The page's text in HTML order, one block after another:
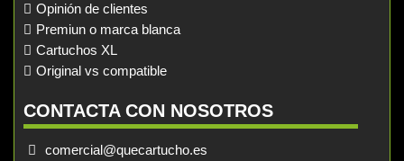
Opinión de clientes
Premiun o marca blanca
Cartuchos XL
Original vs compatible
CONTACTA CON NOSOTROS
comercial@quecartucho.es